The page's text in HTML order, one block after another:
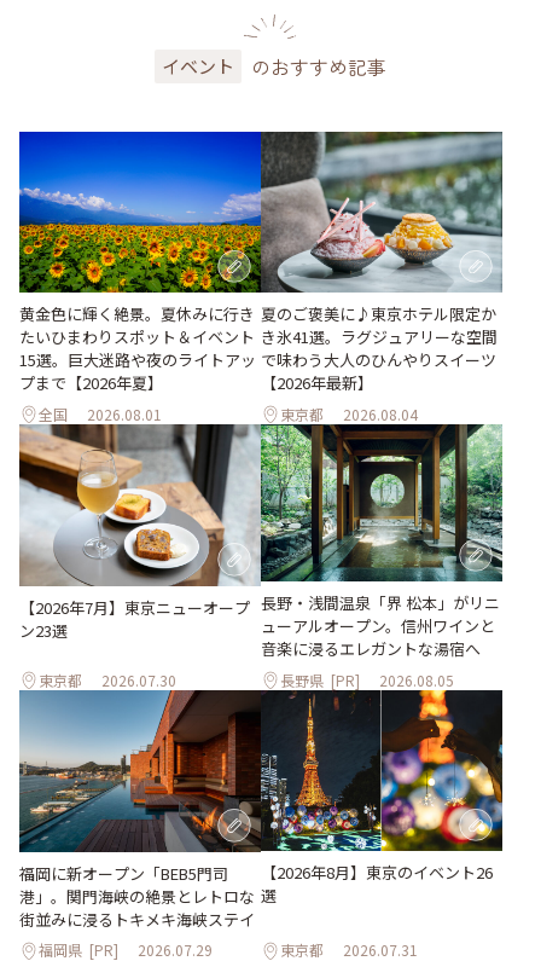
イベント のおすすめ記事
黄金色に輝く絶景。夏休みに行き
たいひまわりスポット＆イベント
15選。巨大迷路や夜のライトアッ
プまで【2026年夏】
全国 2026.08.01
夏のご褒美に♪東京ホテル限定か
き氷41選。ラグジュアリーな空間
で味わう大人のひんやりスイーツ
【2026年最新】
東京都 2026.08.04
【2026年7月】東京ニューオープ
ン23選
東京都 2026.07.30
長野・浅間温泉「界 松本」がリニ
ューアルオープン。信州ワインと
音楽に浸るエレガントな湯宿へ
長野県 [PR] 2026.08.05
福岡に新オープン「BEB5門司
港」。関門海峡の絶景とレトロな
街並みに浸るトキメキ海峡ステイ
福岡県 [PR] 2026.07.29
【2026年8月】東京のイベント26
選
東京都 2026.07.31